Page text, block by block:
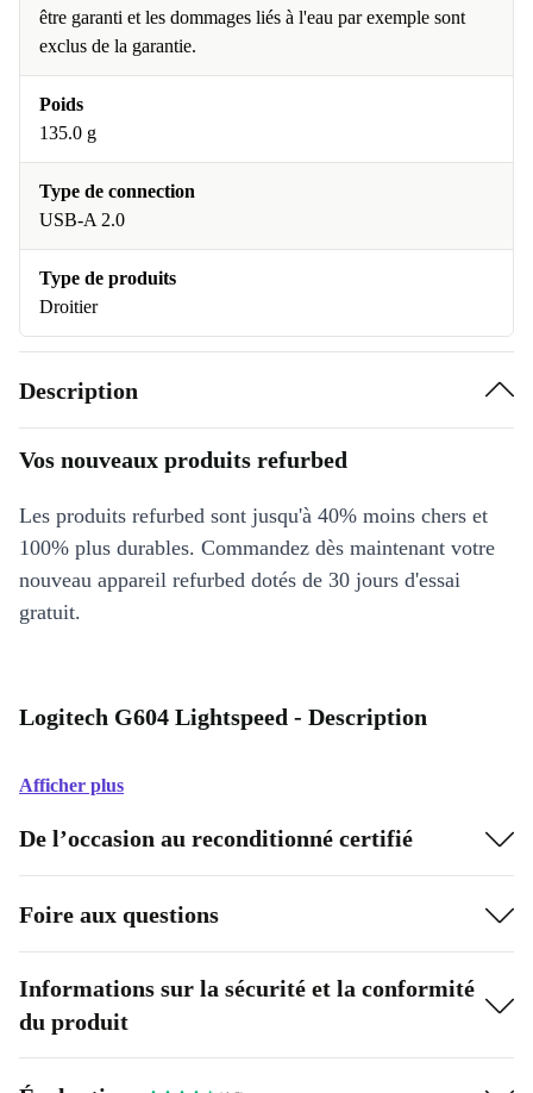
être garanti et les dommages liés à l'eau par exemple sont
exclus de la garantie.
Poids
135.0 g
Type de connection
USB-A 2.0
Type de produits
Droitier
Description
Vos nouveaux produits refurbed
Les produits refurbed sont jusqu'à 40% moins chers et
100% plus durables. Commandez dès maintenant votre
nouveau appareil refurbed dotés de 30 jours d'essai
gratuit.
Logitech G604 Lightspeed - Description
Afficher plus
De l’occasion au reconditionné certifié
Foire aux questions
Informations sur la sécurité et la conformité
du produit